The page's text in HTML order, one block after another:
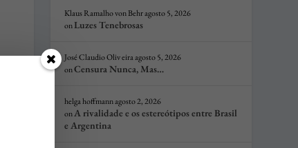
Klaus Ramalho von Behragosto 5, 2026
onLuzes Tenebrosas
José Claudio Oliv eiraagosto 5, 2026
onCensura Nunca, Mas…
helga hoffmannagosto 2, 2026
onA rivalidade e os estereótipos entre Brasil
e Argentina